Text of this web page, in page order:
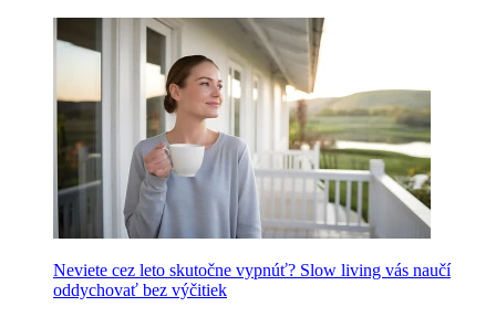
Neviete cez leto skutočne vypnúť? Slow living vás naučí
oddychovať bez výčitiek